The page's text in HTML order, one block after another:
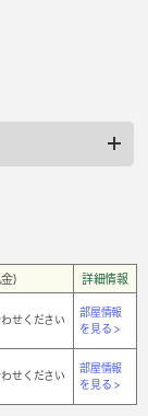
) 詳細情報
せください
部屋情報
を見る >
せください
部屋情報
を見る >